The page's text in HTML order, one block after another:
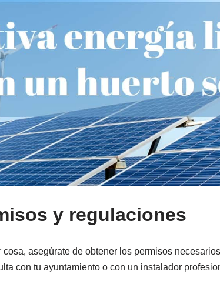
y regulaciones
asegúrate de obtener los permisos
con tu ayuntamiento o con un instalador